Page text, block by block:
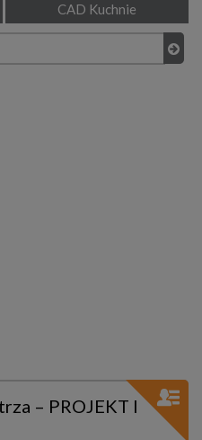
CAD Kuchnie
– PROJEKT I